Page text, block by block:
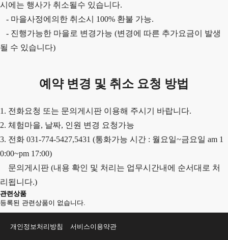
시에는 행사가 취소될수 있습니다.
- 마을사정에의한 취소시 100% 환불 가능.
- 진행가능한 마을로 변경가능 (변경에 따른 추가요금이 발생
될 수 있습니다)
예약 변경 및 취소 요청 방법
1. 전화요청 또는 문의게시판 이용해 주시기 바랍니다.
2. 체험마을, 날짜, 인원 변경 요청가능
3. 전화 031-774-5427,5431 (통화가능 시간 : 월요일~금요일 am 1
0:00~pm 17:00)
문의게시판 (내용 확인 및 처리는 업무시간내에 순서대로 처
리됩니다.)
관련상품
등록된 관련상품이 없습니다.
개인정보처리방침 서비스이용약관